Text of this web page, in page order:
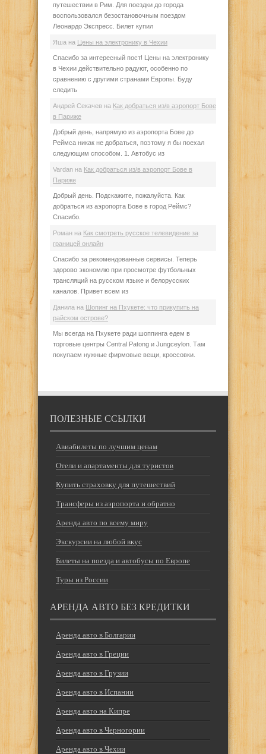
путешествии в Рим. Для поездки до города
воспользовался безостановочным поездом
Леонардо Экспресс. Билет купил
Яша на Цены на электронику в Чехии
Спасибо за интересный пост! Цены на электронику
в Чехии действительно радуют, особенно по
сравнению с другими странами Европы. Буду
следить
Андрей Секачев на Как добраться из/в аэропорт Бове
в Париже
Добрый день, напрямую из аэропорта Бове до
Реймса никак не добраться, поэтому я бы поехал
следующим способом. 1. Автобус из
Vardan на Как добраться из/в аэропорт Бове в
Париже
Добрый день. Подскажите, пожалуйста. Как
добраться из аэропорта Бове в город Реймс?
Спасибо.
Роман на Как смотреть русское телевидение за
границей онлайн
Спасибо за рекомендованные сервисы. Теперь
здорово экономлю при просмотре футбольных
трансляций на русском языке и белорусских
каналов. Привет всем из
Данила на Шопинг на Пхукете: что прикупить на
райском острове?
Мы всегда на Пхукете ради шоппинга едем в
торговые центры Central Patong и Jungceylon. Там
покупаем нужные фирмовые вещи, кроссовки.
ПОЛЕЗНЫЕ ССЫЛКИ
Авиабилеты по лучшим ценам
Отели и апартаменты для туристов
Купить страховку для путешествий
Трансферы из аэропорта и обратно
Аренда авто по всему миру
Экскурсии на любой вкус
Билеты на поезда и автобусы по Европе
Туры из России
АРЕНДА АВТО БЕЗ КРЕДИТКИ
Аренда авто в Болгарии
Аренда авто в Греции
Аренда авто в Грузии
Аренда авто в Испании
Аренда авто на Кипре
Аренда авто в Черногории
Аренда авто в Чехии